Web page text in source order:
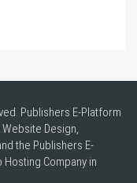
Publishers E-Platform
Website Design,
the Publishers E-
Hosting Company in